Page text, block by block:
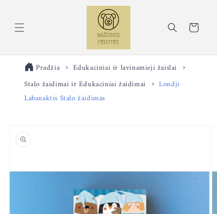
Krepšelis
Pradžia
Edukaciniai ir lavinamieji žaislai
Stalo žaidimai ir Edukaciniai žaidimai
Londji
Labanaktis Stalo žaidimas
informacijos
apie gaminį